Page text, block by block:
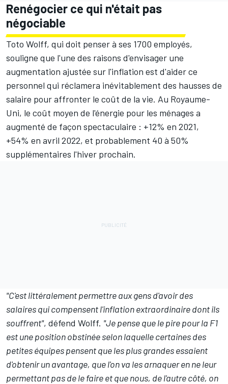
Renégocier ce qui n'était pas
négociable
Toto Wolff, qui doit penser à ses 1700 employés,
souligne que l'une des raisons d'envisager une
augmentation ajustée sur l'inflation est d'aider ce
personnel qui réclamera inévitablement des hausses de
salaire pour affronter le coût de la vie. Au Royaume-
Uni, le coût moyen de l'énergie pour les ménages a
augmenté de façon spectaculaire : +12% en 2021,
+54% en avril 2022, et probablement 40 à 50%
supplémentaires l'hiver prochain.
"C'est littéralement permettre aux gens d'avoir des
salaires qui compensent l'inflation extraordinaire dont ils
souffrent", défend Wolff. "Je pense que le pire pour la F1
est une position obstinée selon laquelle certaines des
petites équipes pensent que les plus grandes essaient
d'obtenir un avantage, que l'on va les arnaquer en ne leur
permettant pas de le faire et que nous, de l'autre côté, on